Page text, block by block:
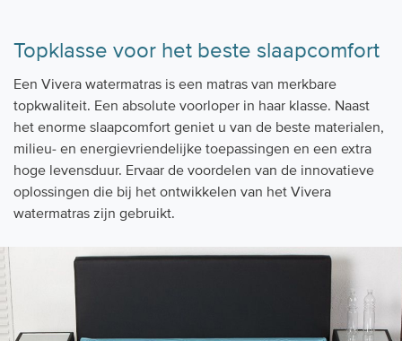
Topklasse voor het beste slaapcomfort
Een Vivera watermatras is een matras van merkbare
topkwaliteit. Een absolute voorloper in haar klasse. Naast
het enorme slaapcomfort geniet u van de beste materialen,
milieu- en energievriendelijke toepassingen en een extra
hoge levensduur. Ervaar de voordelen van de innovatieve
oplossingen die bij het ontwikkelen van het Vivera
watermatras zijn gebruikt.